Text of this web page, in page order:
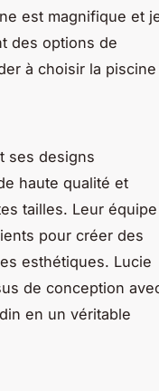
est magnifique et
des options de
à choisir la piscine
ses designs
haute qualité et
tailles. Leur équipe
pour créer des
esthétiques. Lucie
de conception
en un véritable